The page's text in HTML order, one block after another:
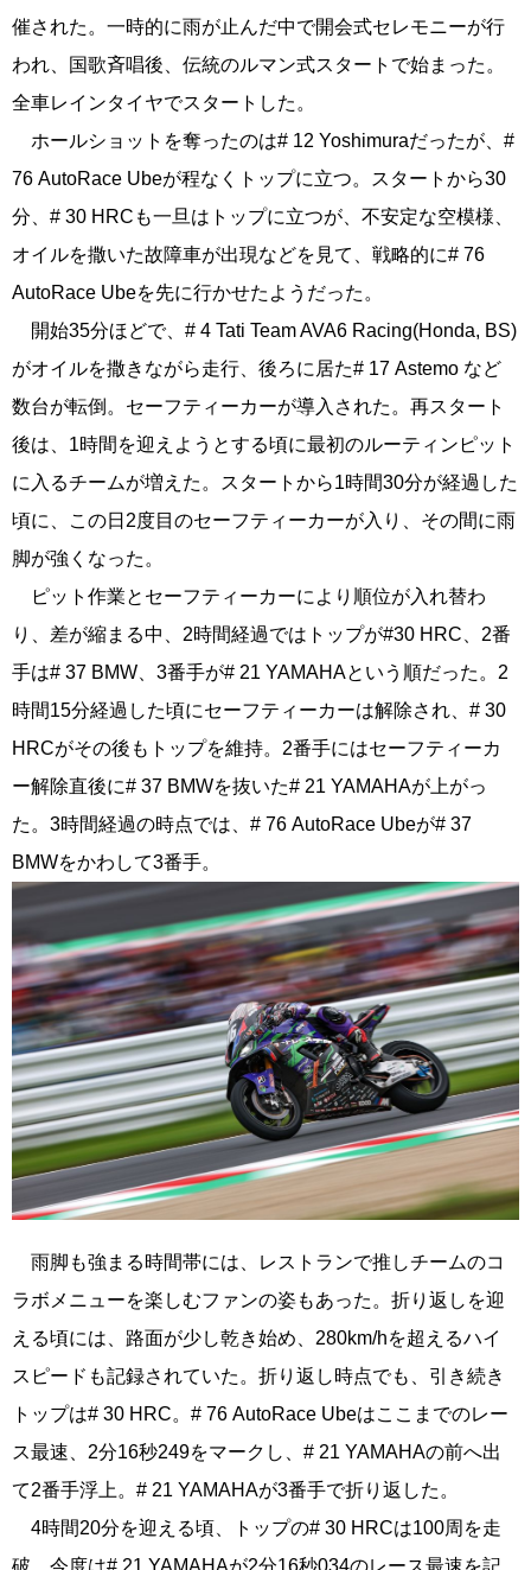
催された。一時的に雨が止んだ中で開会式セレモニーが行
われ、国歌斉唱後、伝統のルマン式スタートで始まった。
全車レインタイヤでスタートした。
ホールショットを奪ったのは# 12 Yoshimuraだったが、#
76 AutoRace Ubeが程なくトップに立つ。スタートから30
分、# 30 HRCも一旦はトップに立つが、不安定な空模様、
オイルを撒いた故障車が出現などを見て、戦略的に# 76
AutoRace Ubeを先に行かせたようだった。
開始35分ほどで、# 4 Tati Team AVA6 Racing(Honda, BS)
がオイルを撒きながら走行、後ろに居た# 17 Astemo など
数台が転倒。セーフティーカーが導入された。再スタート
後は、1時間を迎えようとする頃に最初のルーティンピット
に入るチームが増えた。スタートから1時間30分が経過した
頃に、この日2度目のセーフティーカーが入り、その間に雨
脚が強くなった。
ピット作業とセーフティーカーにより順位が入れ替わ
り、差が縮まる中、2時間経過ではトップが#30 HRC、2番
手は# 37 BMW、3番手が# 21 YAMAHAという順だった。2
時間15分経過した頃にセーフティーカーは解除され、# 30
HRCがその後もトップを維持。2番手にはセーフティーカ
ー解除直後に# 37 BMWを抜いた# 21 YAMAHAが上がっ
た。3時間経過の時点では、# 76 AutoRace Ubeが# 37
BMWをかわして3番手。
雨脚も強まる時間帯には、レストランで推しチームのコ
ラボメニューを楽しむファンの姿もあった。折り返しを迎
える頃には、路面が少し乾き始め、280km/hを超えるハイ
スピードも記録されていた。折り返し時点でも、引き続き
トップは# 30 HRC。# 76 AutoRace Ubeはここまでのレー
ス最速、2分16秒249をマークし、# 21 YAMAHAの前へ出
て2番手浮上。# 21 YAMAHAが3番手で折り返した。
4時間20分を迎える頃、トップの# 30 HRCは100周を走